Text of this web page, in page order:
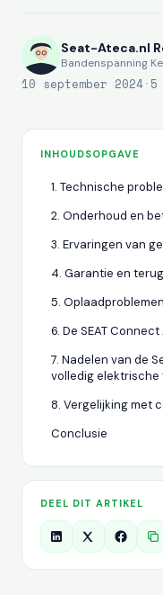
Seat-Ateca.nl
Bandenspanning
10 september 2024· 5
INHOUDSOPGAVE
1. Technische
2. Onderhoud en
3. Ervaringen van
4. Garantie en
5.
6. De SEAT
7. Nadelen van de
volledig elektrische
8. Vergelijking met
Conclusie
DEEL DIT ARTIKEL